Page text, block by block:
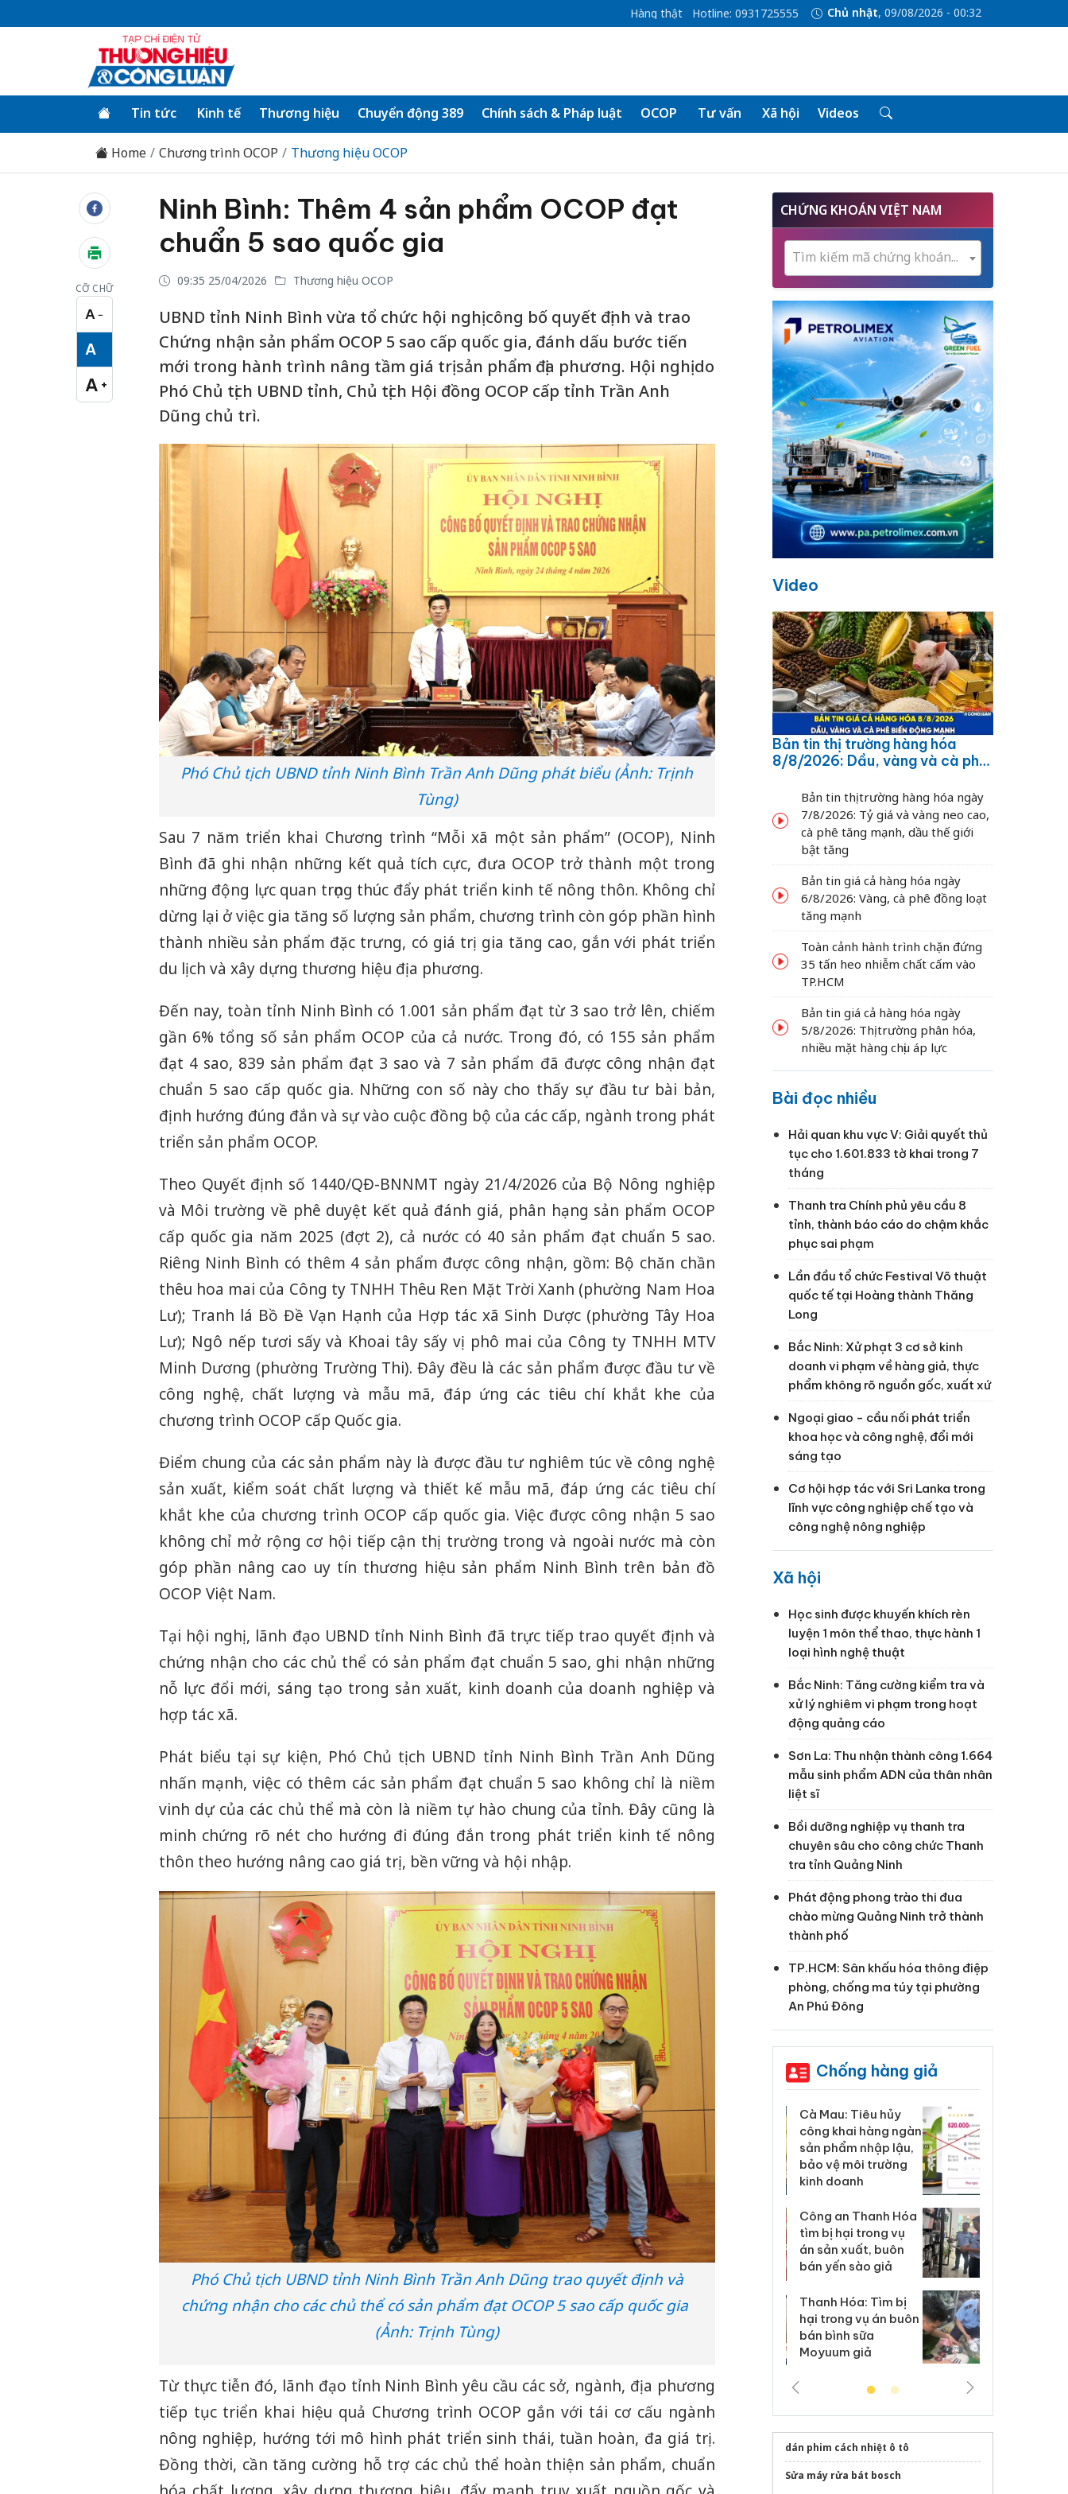
Hàng thật Hotline: 0931725555 Chủ nhật, 09/08/2026 - 00:32
Tin tức Kinh tế Thương hiệu Chuyển động 389 Chính sách & Pháp luật OCOP Tư vấn Xã hội Videos
Home Chương trình OCOP Thương hiệu OCOP
CỠ CHỮ
A −
Cỡ chữ nhỏ
A
Cỡ chữ vừa
A +
Cỡ chữ lớn
Ninh Bình: Thêm 4 sản phẩm OCOP đạt
chuẩn 5 sao quốc gia
09:35 25/04/2026 Thương hiệu OCOP
UBND tỉnh Ninh Bình vừa tổ chức hội nghị công bố quyết định và trao
Chứng nhận sản phẩm OCOP 5 sao cấp quốc gia, đánh dấu bước tiến
mới trong hành trình nâng tầm giá trị sản phẩm địa phương. Hội nghị do
Phó Chủ tịch UBND tỉnh, Chủ tịch Hội đồng OCOP cấp tỉnh Trần Anh
Dũng chủ trì.
Phó Chủ tịch UBND tỉnh Ninh Bình Trần Anh Dũng phát biểu (Ảnh: Trịnh
Tùng)
Sau 7 năm triển khai Chương trình “Mỗi xã một sản phẩm” (OCOP), Ninh
Bình đã ghi nhận những kết quả tích cực, đưa OCOP trở thành một trong
những động lực quan trọng thúc đẩy phát triển kinh tế nông thôn. Không chỉ
dừng lại ở việc gia tăng số lượng sản phẩm, chương trình còn góp phần hình
thành nhiều sản phẩm đặc trưng, có giá trị gia tăng cao, gắn với phát triển
du lịch và xây dựng thương hiệu địa phương.
Đến nay, toàn tỉnh Ninh Bình có 1.001 sản phẩm đạt từ 3 sao trở lên, chiếm
gần 6% tổng số sản phẩm OCOP của cả nước. Trong đó, có 155 sản phẩm
đạt 4 sao, 839 sản phẩm đạt 3 sao và 7 sản phẩm đã được công nhận đạt
chuẩn 5 sao cấp quốc gia. Những con số này cho thấy sự đầu tư bài bản,
định hướng đúng đắn và sự vào cuộc đồng bộ của các cấp, ngành trong phát
triển sản phẩm OCOP.
Theo Quyết định số 1440/QĐ-BNNMT ngày 21/4/2026 của Bộ Nông nghiệp
và Môi trường về phê duyệt kết quả đánh giá, phân hạng sản phẩm OCOP
cấp quốc gia năm 2025 (đợt 2), cả nước có 40 sản phẩm đạt chuẩn 5 sao.
Riêng Ninh Bình có thêm 4 sản phẩm được công nhận, gồm: Bộ chăn chần
thêu hoa mai của Công ty TNHH Thêu Ren Mặt Trời Xanh (phường Nam Hoa
Lư); Tranh lá Bồ Đề Vạn Hạnh của Hợp tác xã Sinh Dược (phường Tây Hoa
Lư); Ngô nếp tươi sấy và Khoai tây sấy vị phô mai của Công ty TNHH MTV
Minh Dương (phường Trường Thi). Đây đều là các sản phẩm được đầu tư về
công nghệ, chất lượng và mẫu mã, đáp ứng các tiêu chí khắt khe của
chương trình OCOP cấp Quốc gia.
Điểm chung của các sản phẩm này là được đầu tư nghiêm túc về công nghệ
sản xuất, kiểm soát chất lượng và thiết kế mẫu mã, đáp ứng các tiêu chí
khắt khe của chương trình OCOP cấp quốc gia. Việc được công nhận 5 sao
không chỉ mở rộng cơ hội tiếp cận thị trường trong và ngoài nước mà còn
góp phần nâng cao uy tín thương hiệu sản phẩm Ninh Bình trên bản đồ
OCOP Việt Nam.
Tại hội nghị, lãnh đạo UBND tỉnh Ninh Bình đã trực tiếp trao quyết định và
chứng nhận cho các chủ thể có sản phẩm đạt chuẩn 5 sao, ghi nhận những
nỗ lực đổi mới, sáng tạo trong sản xuất, kinh doanh của doanh nghiệp và
hợp tác xã.
Phát biểu tại sự kiện, Phó Chủ tịch UBND tỉnh Ninh Bình Trần Anh Dũng
nhấn mạnh, việc có thêm các sản phẩm đạt chuẩn 5 sao không chỉ là niềm
vinh dự của các chủ thể mà còn là niềm tự hào chung của tỉnh. Đây cũng là
minh chứng rõ nét cho hướng đi đúng đắn trong phát triển kinh tế nông
thôn theo hướng nâng cao giá trị, bền vững và hội nhập.
Phó Chủ tịch UBND tỉnh Ninh Bình Trần Anh Dũng trao quyết định và
chứng nhận cho các chủ thể có sản phẩm đạt OCOP 5 sao cấp quốc gia
(Ảnh: Trịnh Tùng)
Từ thực tiễn đó, lãnh đạo tỉnh Ninh Bình yêu cầu các sở, ngành, địa phương
tiếp tục triển khai hiệu quả Chương trình OCOP gắn với tái cơ cấu ngành
nông nghiệp, hướng tới mô hình phát triển sinh thái, tuần hoàn, đa giá trị.
Đồng thời, cần tăng cường hỗ trợ các chủ thể hoàn thiện sản phẩm, chuẩn
CHỨNG KHOÁN VIỆT NAM
Tìm kiếm mã chứng khoán...
Video
Bản tin thị trường hàng hóa
8/8/2026: Dầu, vàng và cà phê
Bản tin thị trường hàng hóa ngày
7/8/2026: Tỷ giá và vàng neo cao,
cà phê tăng mạnh, dầu thế giới
bật tăng
Bản tin giá cả hàng hóa ngày
6/8/2026: Vàng, cà phê đồng loạt
tăng mạnh
Toàn cảnh hành trình chặn đứng
35 tấn heo nhiễm chất cấm vào
TP.HCM
Bản tin giá cả hàng hóa ngày
5/8/2026: Thị trường phân hóa,
nhiều mặt hàng chịu áp lực
Bài đọc nhiều
Hải quan khu vực V: Giải quyết thủ
tục cho 1.601.833 tờ khai trong 7
tháng
Thanh tra Chính phủ yêu cầu 8
tỉnh, thành báo cáo do chậm khắc
phục sai phạm
Lần đầu tổ chức Festival Võ thuật
quốc tế tại Hoàng thành Thăng
Long
Bắc Ninh: Xử phạt 3 cơ sở kinh
doanh vi phạm về hàng giả, thực
phẩm không rõ nguồn gốc, xuất xứ
Ngoại giao - cầu nối phát triển
khoa học và công nghệ, đổi mới
sáng tạo
Cơ hội hợp tác với Sri Lanka trong
lĩnh vực công nghiệp chế tạo và
công nghệ nông nghiệp
Xã hội
Học sinh được khuyến khích rèn
luyện 1 môn thể thao, thực hành 1
loại hình nghệ thuật
Bắc Ninh: Tăng cường kiểm tra và
xử lý nghiêm vi phạm trong hoạt
động quảng cáo
Sơn La: Thu nhận thành công 1.664
mẫu sinh phẩm ADN của thân nhân
liệt sĩ
Bồi dưỡng nghiệp vụ thanh tra
chuyên sâu cho công chức Thanh
tra tỉnh Quảng Ninh
Phát động phong trào thi đua
chào mừng Quảng Ninh trở thành
thành phố
TP.HCM: Sân khấu hóa thông điệp
phòng, chống ma túy tại phường
An Phú Đông
Chống hàng giả
Cà Mau: Tiêu hủy
công khai hàng ngàn
bảo vệ môi trường
kinh doanh
Công an Thanh Hóa
tìm bị hại trong vụ
án sản xuất, buôn
bán yến sào giả
Thanh Hóa: Tìm bị
hại trong vụ án buôn
Khẩn trương xác
minh, xử lý sản phẩm
Slimaura Care x3 sử
dụng giấy phép giả
mạo
Lào Cai xử lý 83 vụ vi
phạm thương mại
trong tháng 7
Hưng Yên: Xử lý 6 hộ
kinh doanh bán hàng
giả mạo nhãn hiệu
Adidas, Nike
dán phim cách nhiệt ô tô
Sửa máy rửa bát bosch